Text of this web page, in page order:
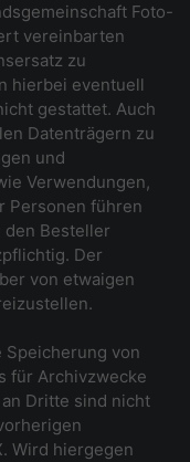
Foto-
vereinbarten
zu
hierbei eventuell
gestattet. Auch
Datenträgern zu
und
Verwendungen,
Personen führen
den Besteller
Der
von etwaigen
von
für Archivzwecke
Dritte sind nicht
Wird hiergegen